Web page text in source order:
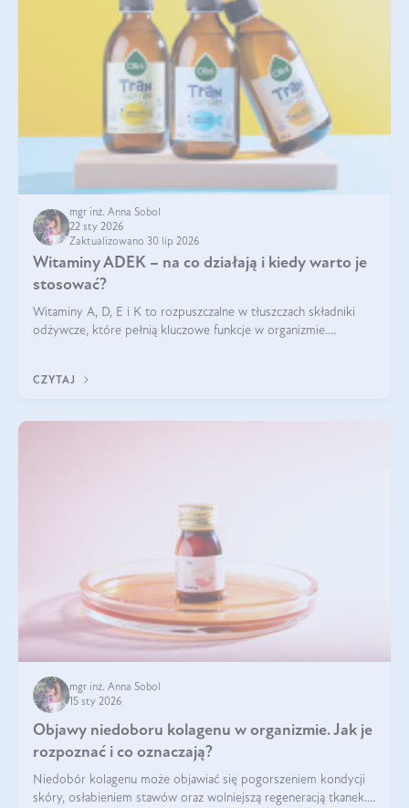
mgr inż. Anna Sobol
22 sty 2026
Zaktualizowano 30 lip 2026
Witaminy ADEK – na co działają i kiedy warto je
stosować?
Witaminy A, D, E i K to rozpuszczalne w tłuszczach składniki
odżywcze, które pełnią kluczowe funkcje w organizmie.
CZYTAJ
mgr inż. Anna Sobol
15 sty 2026
Objawy niedoboru kolagenu w organizmie. Jak je
rozpoznać i co oznaczają?
Niedobór kolagenu może objawiać się pogorszeniem kondycji
skóry, osłabieniem stawów oraz wolniejszą regeneracją tkanek.